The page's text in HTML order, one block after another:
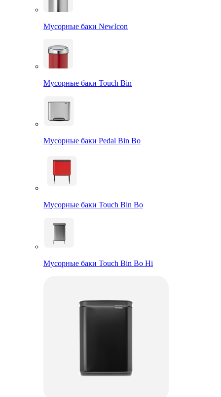
Мусорные баки NewIcon
Мусорные баки Touch Bin
Мусорные баки Pedal Bin Bo
Мусорные баки Touch Bin Bo
Мусорные баки Touch Bin Bo Hi